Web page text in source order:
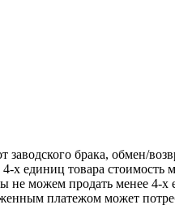
заводского брака, обмен/
х единиц товара стоимость
не можем продать менее 4-х
платежом может